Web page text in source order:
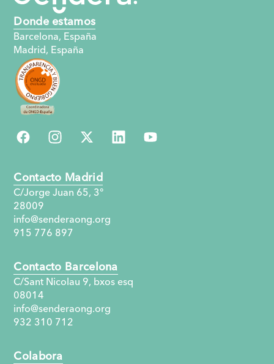
Donde estamos
Barcelona, España
Madrid, España
Colabora
Contacto Madrid
C/Jorge Juan 65, 3°
28009
info@senderaong.org
915 776 897
Contacto Barcelona
C/Sant Nicolau 9, bxos esq
08014
info@senderaong.org
932 310 712